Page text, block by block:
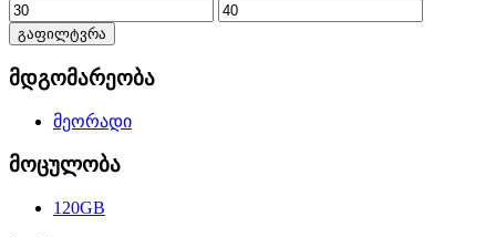
გაფილტვრა
მდგომარეობა
მეორადი
მოცულობა
120GB